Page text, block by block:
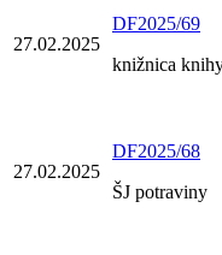
27.02.2025
DF2025/69
knižnica
27.02.2025
DF2025/68
ŠJ potraviny